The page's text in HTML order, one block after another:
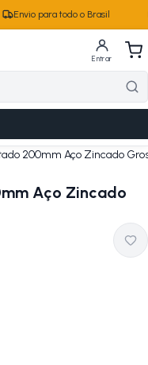
Envio para todo o Brasil
Entrar
200mm Aço Zincado
Aço Zincado